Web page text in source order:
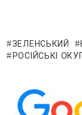
ЗЕЛЕНСЬКИЙ
РОСІЙСЬКІ